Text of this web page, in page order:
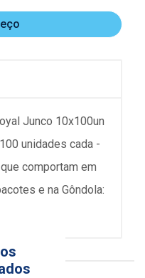
Junco 10x100un
unidades cada -
comportam em
e na Gôndola: